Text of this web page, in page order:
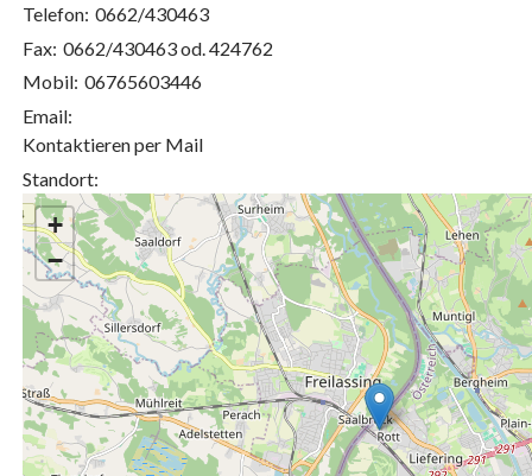
Telefon: 0662/430463
Fax: 0662/430463 od. 424762
Mobil: 06765603446
Email:
Kontaktieren per Mail
Standort:
+
−